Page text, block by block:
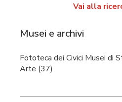
Vai alla
Musei e archivi
Fototeca dei Civici Musei di
Arte (37)